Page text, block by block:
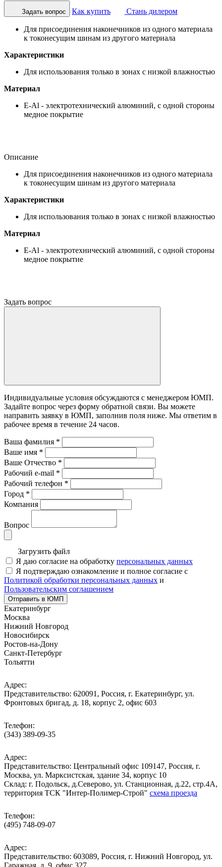
Задать вопрос Как купить Стань дилером
Для присоединения наконечников из одного материала
к токонесущим шинам из другого материала
Характеристики
Для использования только в зонах с низкой влажностью
Материал
E-Al - электротехнический алюминий, с одной стороны
медное покрытие
Описание
Для присоединения наконечников из одного материала
к токонесущим шинам из другого материала
Характеристики
Для использования только в зонах с низкой влажностью
Материал
E-Al - электротехнический алюминий, с одной стороны
медное покрытие
Задать вопрос
Индивидуальные условия обсуждаются с менеджером ЮМП.
Задайте вопрос через форму обратной связи. Вы можете
направить заявку в ЮМП, заполнив поля ниже. Mы ответим в
рабочее время в течение 24 часов.
Ваша фамилия *
Ваше имя *
Ваше Отчество *
Рабочий e-mail *
Рабочий телефон *
Город *
Компания
Вопрос
Загрузить файл
Я даю согласие на обработку персональных данных
Я подтверждаю ознакомление и полное согласие с
Политикой обработки персональных данных и
Пользовательским соглашением
Отправить в ЮМП
Екатеринбург
Москва
Нижний Новгород
Новосибирск
Ростов-на-Дону
Санкт-Петербург
Тольятти
Адрес:
Представительство: 620091, Россия, г. Екатеринбург, ул.
Фронтовых бригад, д. 18, корпус 2, офис 603
Телефон:
(343) 389-09-35
Адрес:
Представительство: Центральный офис 109147, Россия, г.
Москва, ул. Марксистская, здание 34, корпус 10
Cклад: г. Подольск, д.Северово, ул. Станционная, д.22, стр.4А,
территория ТСК "Интер-Полимер-Строй" схема проезда
Телефон:
(495) 748-09-07
Адрес:
Представительство: 603089, Россия, г. Нижний Новгород, ул.
Гаражная, д. 9, офис 327